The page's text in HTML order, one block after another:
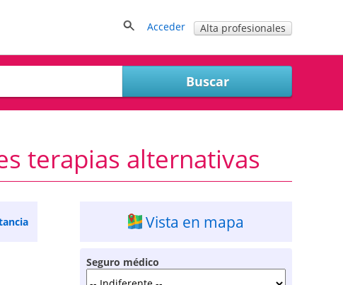
Acceder Alta profesionales
terapias alternativas
Vista en mapa
Seguro médico